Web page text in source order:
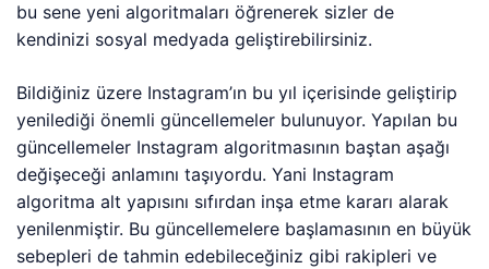
bu sene yeni algoritmaları öğrenerek sizler de
kendinizi sosyal medyada geliştirebilirsiniz.
Bildiğiniz üzere Instagram’ın bu yıl içerisinde geliştirip
yenilediği önemli güncellemeler bulunuyor. Yapılan bu
güncellemeler Instagram algoritmasının baştan aşağı
değişeceği anlamını taşıyordu. Yani Instagram
algoritma alt yapısını sıfırdan inşa etme kararı alarak
yenilenmiştir. Bu güncellemelere başlamasının en büyük
sebepleri de tahmin edebileceğiniz gibi rakipleri ve